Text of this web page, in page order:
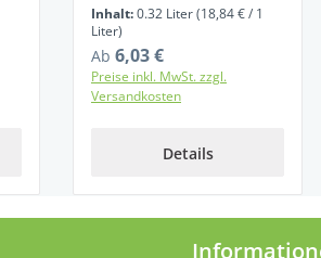
Inhalt:0.32 Liter(18,84 € / 1
Liter)
Regulärer Preis:
Ab 6,03 €
Preise inkl. MwSt. zzgl.
Versandkosten
Details